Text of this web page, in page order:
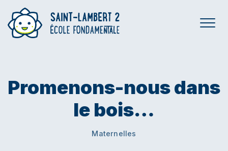
Promenons-nous dans
le bois…
Maternelles